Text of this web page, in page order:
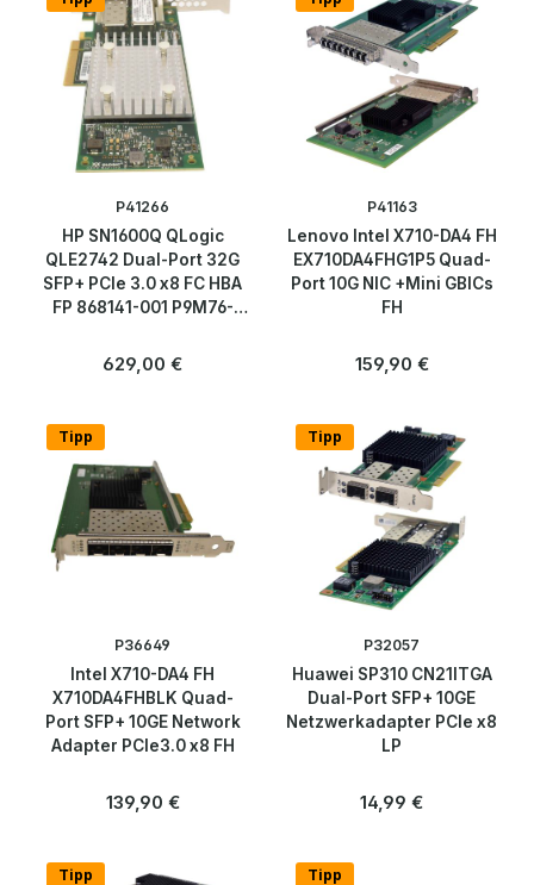
Acces Points
Firewalls
Netzwerkkabel & Adapter
Netzwerkkarten
Patchpanels
SFP / GBIC
Switches
Web Security
Zubehör
Peripherie & Zubehör
Server
Software
P41266
HP SN1600Q QLogic
QLE2742 Dual-Port 32G
SFP+ PCIe 3.0 x8 FC HBA
FP 868141-001 P9M76-
Regulärer Preis:
629,00 €
P41163
Lenovo Intel X710-DA4 FH
EX710DA4FHG1P5 Quad-
Port 10G NIC +Mini GBICs
FH
Regulärer Preis:
159,90 €
Tipp
P36649
Intel X710-DA4 FH
X710DA4FHBLK Quad-
Port SFP+ 10GE Network
Adapter PCIe3.0 x8 FH
Regulärer Preis:
139,90 €
Tipp
P32057
Huawei SP310 CN21ITGA
Dual-Port SFP+ 10GE
Netzwerkadapter PCIe x8
LP
Regulärer Preis:
14,99 €
Tipp Tipp